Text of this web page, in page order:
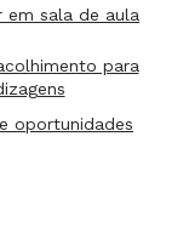
em sala de aula
para
oportunidades